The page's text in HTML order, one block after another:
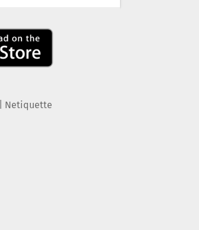
Netiquette